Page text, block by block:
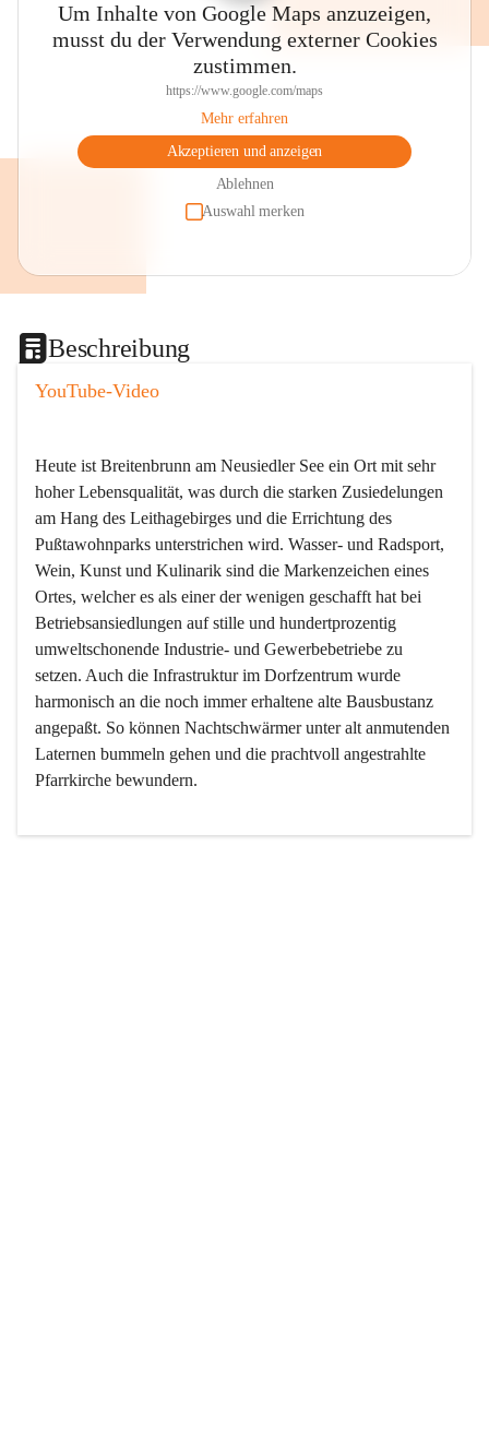
Um Inhalte von Google Maps anzuzeigen,
musst du der Verwendung externer Cookies
zustimmen.
https://www.google.com/maps
Mehr erfahren
Akzeptieren und anzeigen
Ablehnen
Auswahl merken
Beschreibung
YouTube-Video
Heute ist Breitenbrunn am Neusiedler See ein Ort mit sehr
hoher Lebensqualität, was durch die starken Zusiedelungen
am Hang des Leithagebirges und die Errichtung des
Pußtawohnparks unterstrichen wird. Wasser- und Radsport,
Wein, Kunst und Kulinarik sind die Markenzeichen eines
Ortes, welcher es als einer der wenigen geschafft hat bei
Betriebsansiedlungen auf stille und hundertprozentig
umweltschonende Industrie- und Gewerbebetriebe zu
setzen. Auch die Infrastruktur im Dorfzentrum wurde
harmonisch an die noch immer erhaltene alte Bausbustanz
angepaßt. So können Nachtschwärmer unter alt anmutenden
Laternen bummeln gehen und die prachtvoll angestrahlte
Pfarrkirche bewundern.
Der Weinbau dominert heute nicht mehr, ist aber integrativer